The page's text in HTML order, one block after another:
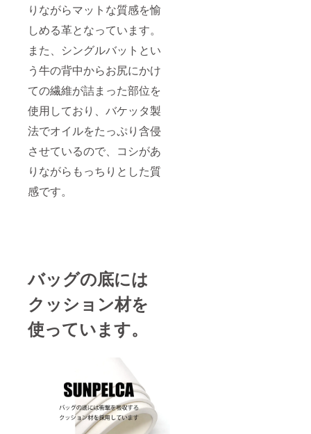
りながらマットな質感を愉
しめる革となっています。
また、シングルバットとい
う牛の背中からお尻にかけ
ての繊維が詰まった部位を
使用しており、バケッタ製
法でオイルをたっぷり含侵
させているので、コシがあ
りながらもっちりとした質
感です。
バッグの底には
クッション材を
使っています。